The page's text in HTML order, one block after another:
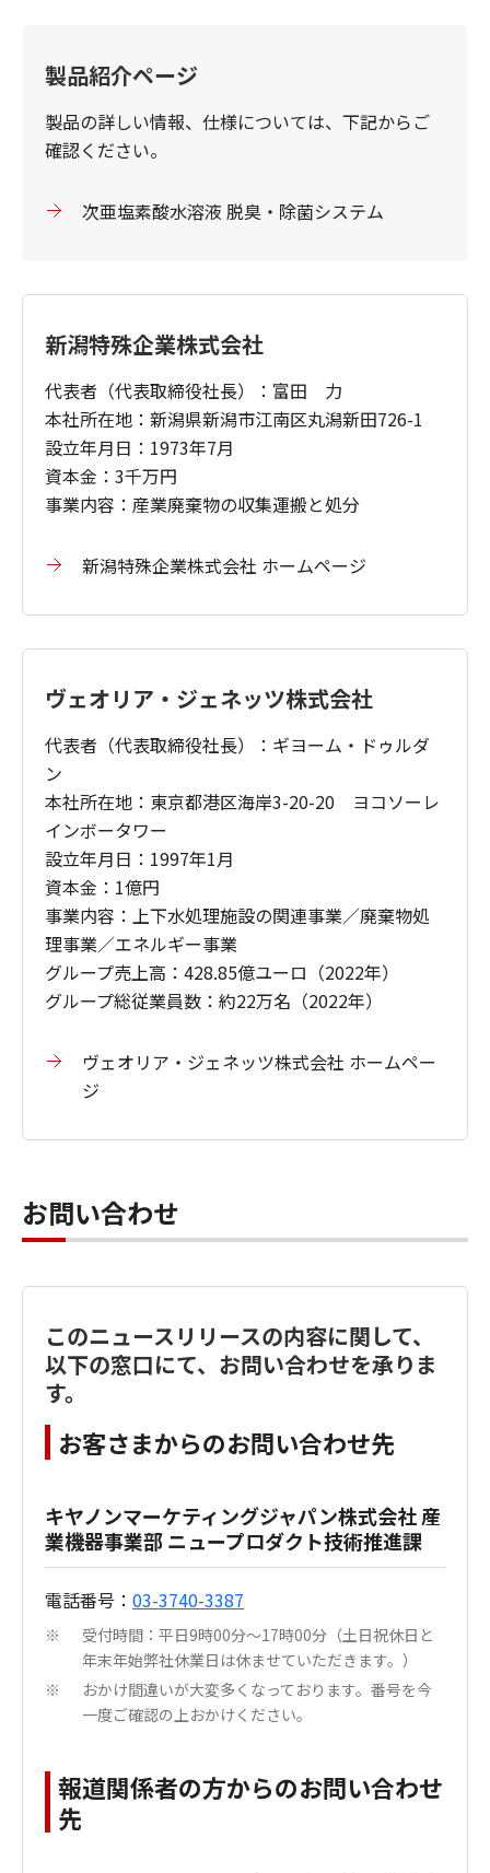
製品紹介ページ
製品の詳しい情報、仕様については、下記からご
確認ください。
次亜塩素酸水溶液 脱臭・除菌システム
新潟特殊企業株式会社
代表者（代表取締役社長）：富田 力
本社所在地：新潟県新潟市江南区丸潟新田726-1
設立年月日：1973年7月
資本金：3千万円
事業内容：産業廃棄物の収集運搬と処分
新潟特殊企業株式会社 ホームページ
ヴェオリア・ジェネッツ株式会社
代表者（代表取締役社長）：ギヨーム・ドゥルダ
ン
本社所在地：東京都港区海岸3-20-20 ヨコソーレ
インボータワー
設立年月日：1997年1月
資本金：1億円
事業内容：上下水処理施設の関連事業／廃棄物処
理事業／エネルギー事業
グループ売上高：428.85億ユーロ（2022年）
グループ総従業員数：約22万名（2022年）
ヴェオリア・ジェネッツ株式会社 ホームペー
ジ
お問い合わせ
このニュースリリースの内容に関して、
以下の窓口にて、お問い合わせを承りま
す。
お客さまからのお問い合わせ先
キヤノンマーケティングジャパン株式会社 産
業機器事業部 ニュープロダクト技術推進課
電話番号： 03-3740-3387
※
受付時間：平日9時00分～17時00分（土日祝休日と
年末年始弊社休業日は休ませていただきます。）
※
おかけ間違いが大変多くなっております。番号を今
一度ご確認の上おかけください。
報道関係者の方からのお問い合わせ
先